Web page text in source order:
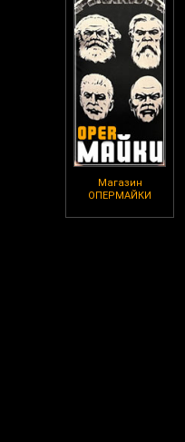
Магазин
ОПЕРМАЙКИ